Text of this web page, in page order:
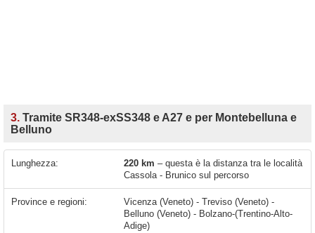
3. Tramite SR348-exSS348 e A27 e per Montebelluna e
Belluno
Lunghezza: 220 km – questa è la distanza tra le località
Cassola - Brunico sul percorso
Province e regioni:
Vicenza (Veneto) - Treviso (Veneto) -
Belluno (Veneto) - Bolzano-(Trentino-Alto-
Adige)